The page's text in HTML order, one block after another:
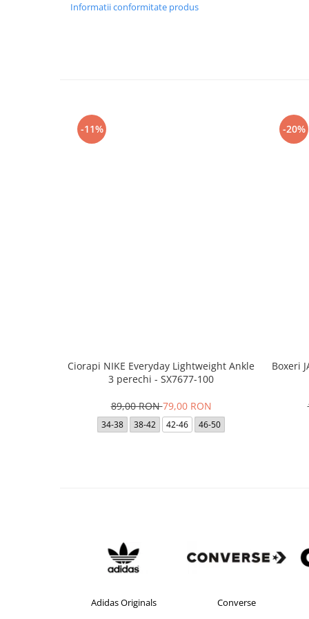
Informatii conformitate produs
-11%
Ciorapi NIKE Everyday Lightweight Ankle
3 perechi - SX7677-100
89,00 RON79,00 RON
34-38 38-42 42-46 46-50
-20%
Boxeri
Adidas Originals Converse